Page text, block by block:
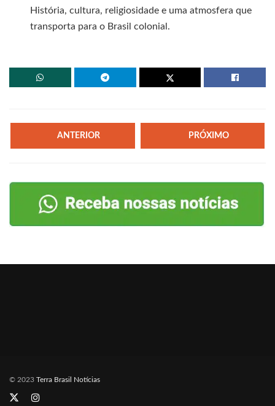
História, cultura, religiosidade e uma atmosfera que
transporta para o Brasil colonial.
ANTERIOR PRÓXIMO
© 2023 Terra Brasil Notícias